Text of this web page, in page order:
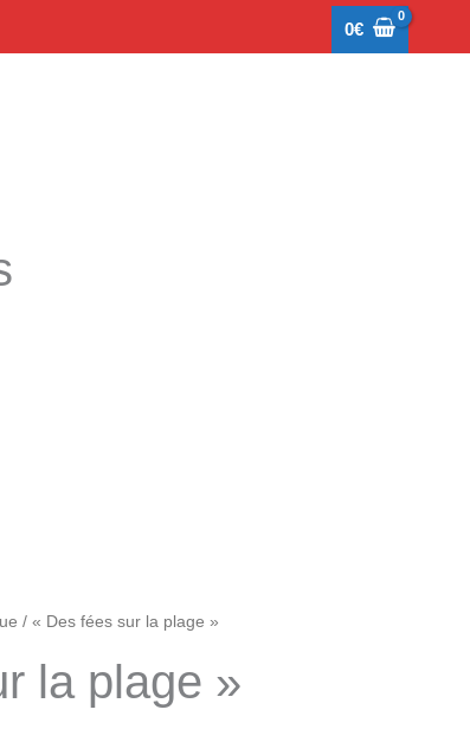
0€
/ « Des fées sur la plage »
la plage »